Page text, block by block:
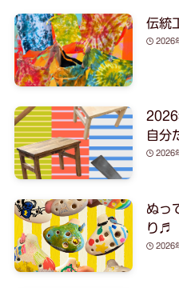
伝統
2026
自分
2026
ぬっ
り♬
2026